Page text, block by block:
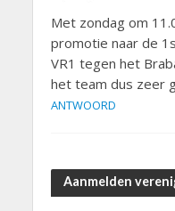
Met zondag om
promotie naar de
VR1 tegen het
het team dus zeer
ANTWOORD
Aanmelden